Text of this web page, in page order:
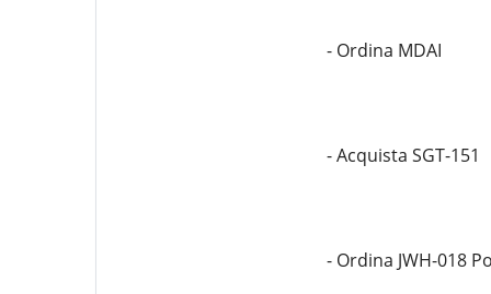
- Ordina MDAI
- Acquista SGT-151
- Ordina JWH-018